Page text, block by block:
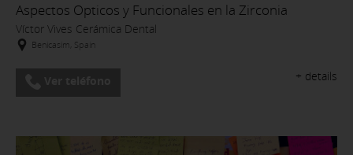
Aspectos Opticos y Funcionales en la Zirconia
Víctor Vives Cerámica Dental
Benicasim, Spain
+ details